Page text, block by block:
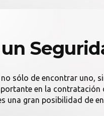
sólo de encontrar uno,
en la
una gran posibilidad de